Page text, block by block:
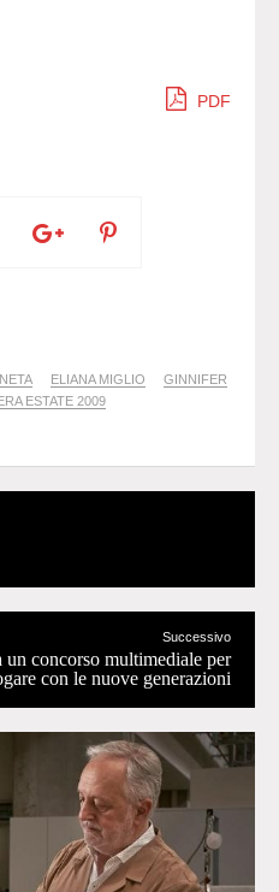
PDF
ELIANA MIGLIO
GINNIFER
ESTATE 2009
Successivo
un concorso multimediale per
con le nuove generazioni